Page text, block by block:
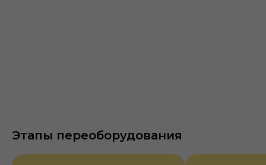
Этапы переоборудования